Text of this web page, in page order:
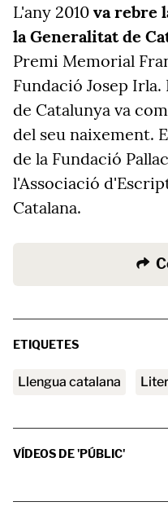
L'any 2010 va rebre
la Generalitat de
Premi Memorial
Fundació Josep Irla.
de Catalunya va
del seu naixement.
de la Fundació
l'Associació
Catalana.
ETIQUETES
Llengua catalana
VÍDEOS DE 'PÚBLIC'